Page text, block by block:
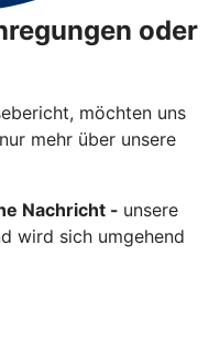
oder
möchten uns
mehr über unsere
Nachricht - unsere
wird sich umgehend